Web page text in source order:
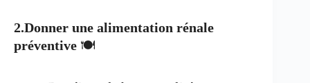
2.Donner une alimentation rénale
préventive 🍽️